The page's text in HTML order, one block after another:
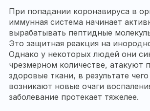
При попадании коронавируса в
иммунная система начинает
вырабатывать пептидные
Это защитная реакция на
Однако у некоторых людей они
чрезмерном количестве, атакуют
здоровые ткани, в результате
возникают новые очаги
заболевание протекает тяжелее.